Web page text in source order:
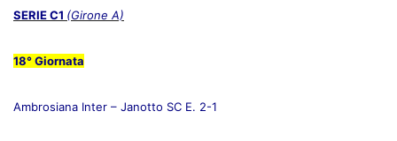
SERIE C1 (Girone A)
18° Giornata
Ambrosiana Inter – Janotto SC E. 2-1